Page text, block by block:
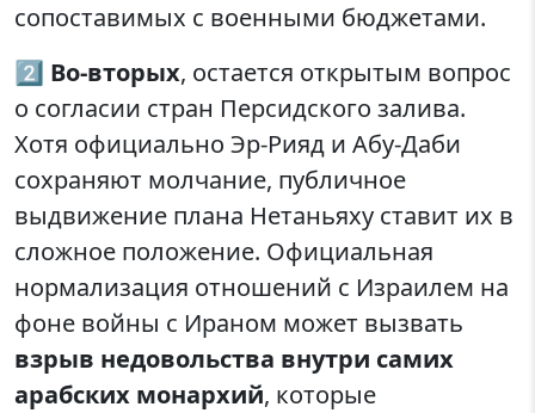
сопоставимых с военными бюджетами.
2️⃣ Во-вторых, остается открытым вопрос
о согласии стран Персидского залива.
Хотя официально Эр-Рияд и Абу-Даби
сохраняют молчание, публичное
выдвижение плана Нетаньяху ставит их в
сложное положение. Официальная
нормализация отношений с Израилем на
фоне войны с Ираном может вызвать
взрыв недовольства внутри самих
арабских монархий, которые